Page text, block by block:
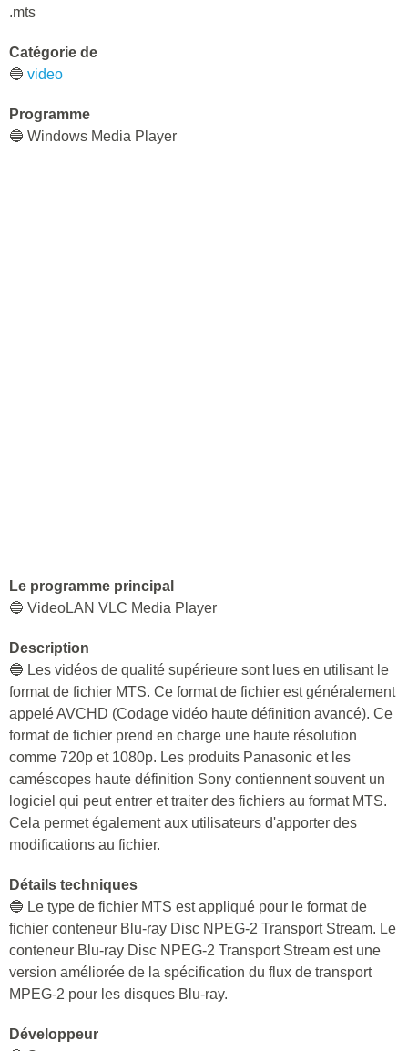
.mts
Catégorie de
🔵 video
Programme
🔵 Windows Media Player
Le programme principal
🔵 VideoLAN VLC Media Player
Description
🔵 Les vidéos de qualité supérieure sont lues en utilisant le
format de fichier MTS. Ce format de fichier est généralement
appelé AVCHD (Codage vidéo haute définition avancé). Ce
format de fichier prend en charge une haute résolution
comme 720p et 1080p. Les produits Panasonic et les
caméscopes haute définition Sony contiennent souvent un
logiciel qui peut entrer et traiter des fichiers au format MTS.
Cela permet également aux utilisateurs d'apporter des
modifications au fichier.
Détails techniques
🔵 Le type de fichier MTS est appliqué pour le format de
fichier conteneur Blu-ray Disc NPEG-2 Transport Stream. Le
conteneur Blu-ray Disc NPEG-2 Transport Stream est une
version améliorée de la spécification du flux de transport
MPEG-2 pour les disques Blu-ray.
Développeur